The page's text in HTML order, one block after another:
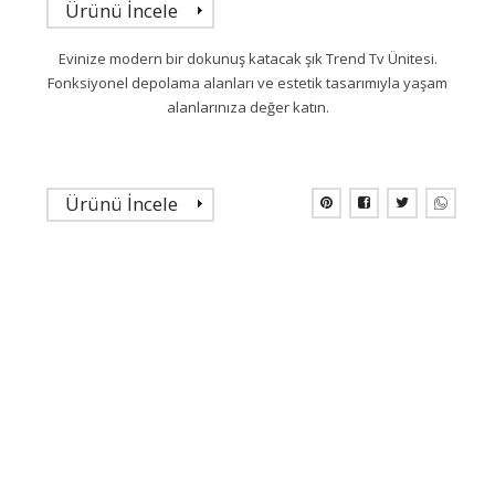
Ürünü İncele
Evinize modern bir dokunuş katacak şık Trend Tv Ünitesi.
Fonksiyonel depolama alanları ve estetik tasarımıyla yaşam
alanlarınıza değer katın.
Ürünü İncele